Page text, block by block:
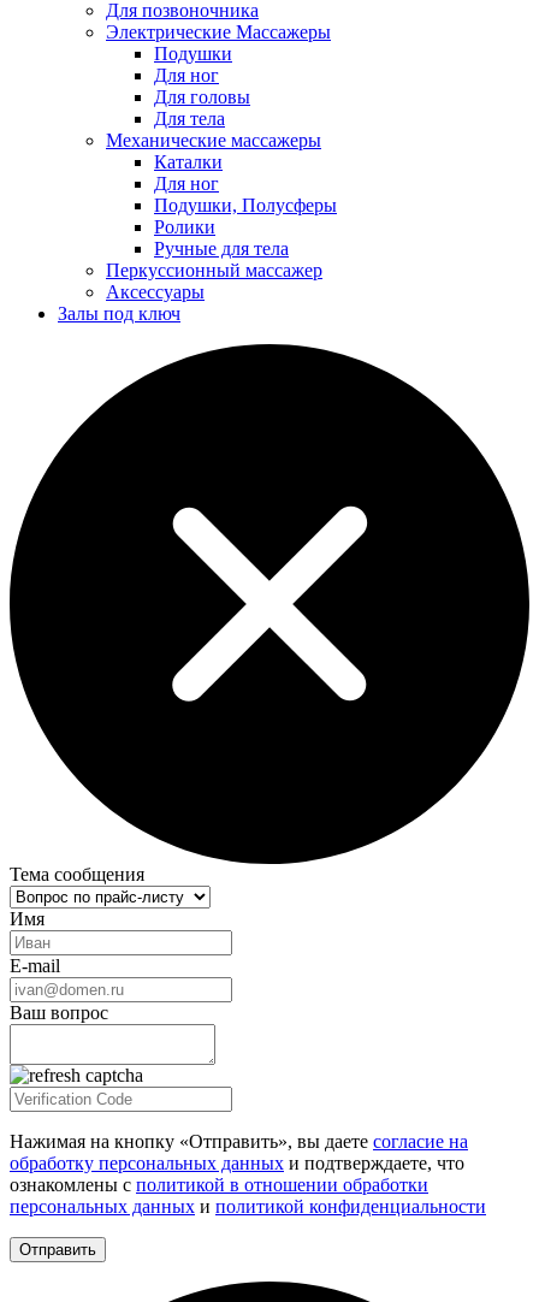
Для позвоночника
Электрические Массажеры
Подушки
Для ног
Для головы
Для тела
Механические массажеры
Каталки
Для ног
Подушки, Полусферы
Ролики
Ручные для тела
Перкуссионный массажер
Аксессуары
Залы под ключ
Тема сообщения
Имя
E-mail
Ваш вопрос
Нажимая на кнопку «Отправить», вы даете согласие на
обработку персональных данных и подтверждаете, что
ознакомлены с политикой в отношении обработки
персональных данных и политикой конфиденциальности